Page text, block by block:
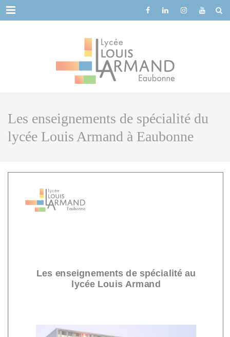
Menu
Les enseignements de spécialité du
lycée Louis Armand à Eaubonne
Cookies management panel